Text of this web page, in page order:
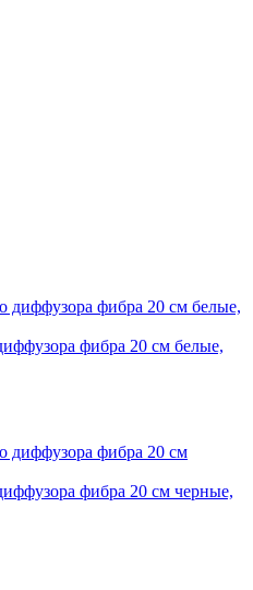
фибра 20 см белые,
фибра 20 см черные,